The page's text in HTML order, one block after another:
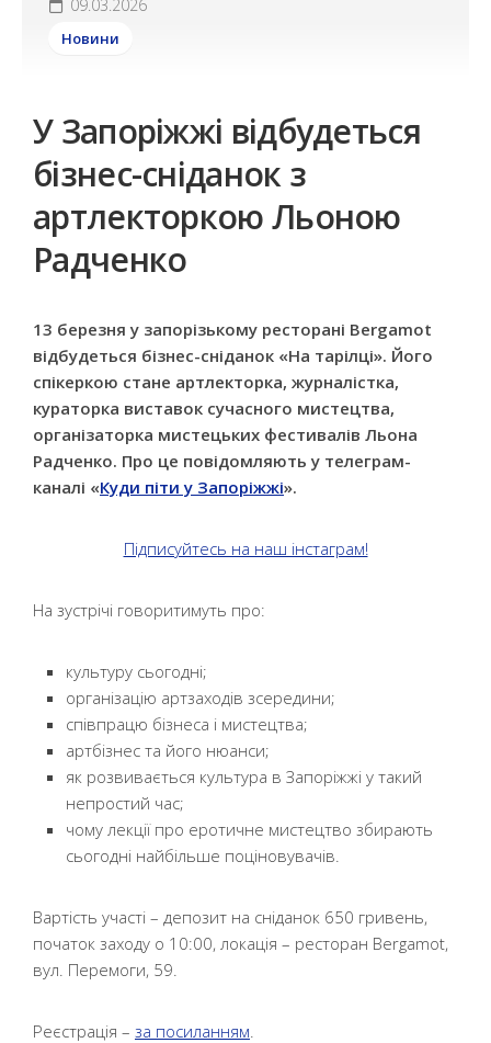
09.03.2026
Новини
У Запоріжжі відбудеться
бізнес-сніданок з
артлекторкою Льоною
Радченко
13 березня у запорізькому ресторані Bergamot
відбудеться бізнес-сніданок «На тарілці». Його
спікеркою стане артлекторка, журналістка,
кураторка виставок сучасного мистецтва,
організаторка мистецьких фестивалів Льона
Радченко. Про це повідомляють у телеграм-
каналі «Куди піти у Запоріжжі».
Підписуйтесь на наш інстаграм!
На зустрічі говоритимуть про:
культуру сьогодні;
організацію артзаходів зсередини;
співпрацю бізнеса і мистецтва;
артбізнес та його нюанси;
як розвивається культура в Запоріжжі у такий
непростий час;
чому лекції про еротичне мистецтво збирають
сьогодні найбільше поціновувачів.
Вартість участі – депозит на сніданок 650 гривень,
початок заходу о 10:00, локація – ресторан Bergamot,
вул. Перемоги, 59.
Реєстрація – за посиланням.